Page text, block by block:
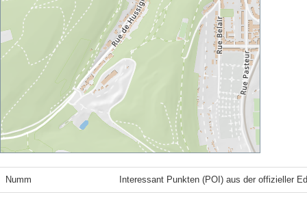
Numm Interessant Punkten (POI) aus der offizieller